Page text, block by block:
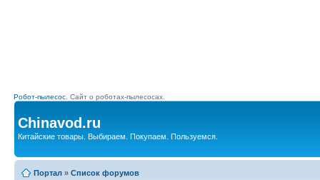
Робот-пылесос. Сайт о роботах-пылесосах.
Chinavod.ru
Китайские товары. Выбираем. Покупаем. Пользуемся.
Портал » Список форумов